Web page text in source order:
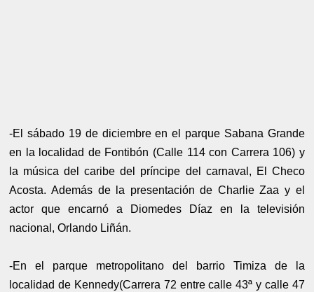
-El sábado 19 de diciembre en el parque Sabana Grande
en la localidad de Fontibón (Calle 114 con Carrera 106) y
la música del caribe del príncipe del carnaval, El Checo
Acosta. Además de la presentación de Charlie Zaa y el
actor que encarnó a Diomedes Díaz en la televisión
nacional, Orlando Liñán.
-En el parque metropolitano del barrio Timiza de la
localidad de Kennedy(Carrera 72 entre calle 43ª y calle 47